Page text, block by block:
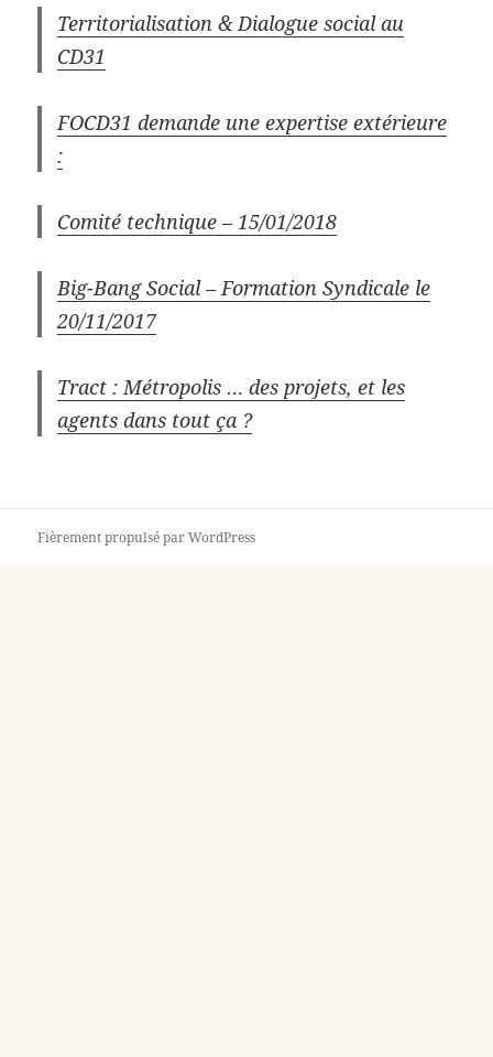
Territorialisation & Dialogue social au
CD31
FOCD31 demande une expertise extérieure
:
Comité technique – 15/01/2018
Big-Bang Social – Formation Syndicale le
20/11/2017
Tract : Métropolis … des projets, et les
agents dans tout ça ?
Fièrement propulsé par WordPress